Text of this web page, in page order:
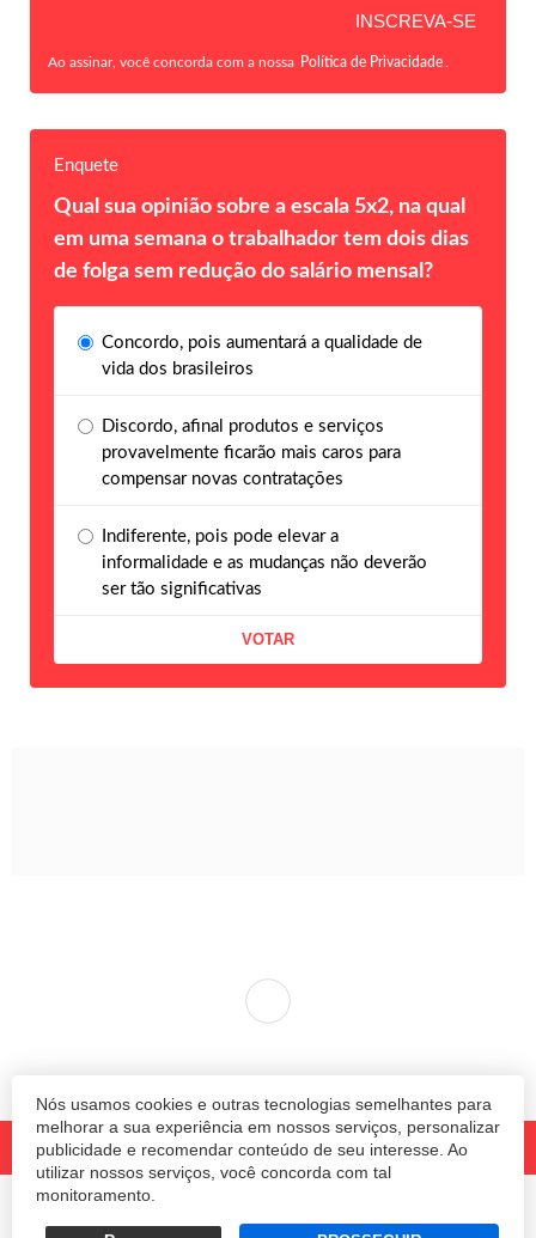
Nós usamos cookies e outras tecnologias semelhantes para
melhorar a sua experiência em nossos serviços, personalizar
publicidade e recomendar conteúdo de seu interesse. Ao
utilizar nossos serviços, você concorda com tal
monitoramento.
Ao assinar, você concorda com a nossa Política de Privacidade
Enquete
Qual sua opinião sobre a escala 5x2, na qual
em uma semana o trabalhador tem dois dias
de folga sem redução do salário mensal?
Concordo, pois aumentará a qualidade de
vida dos brasileiros
Discordo, afinal produtos e serviços
provavelmente ficarão mais caros para
compensar novas contratações
Indiferente, pois pode elevar a
informalidade e as mudanças não deverão
ser tão significativas
falecimento de Márcio
dedicação e empreendedorismo em Santa
Catarina
REDAÇÃO